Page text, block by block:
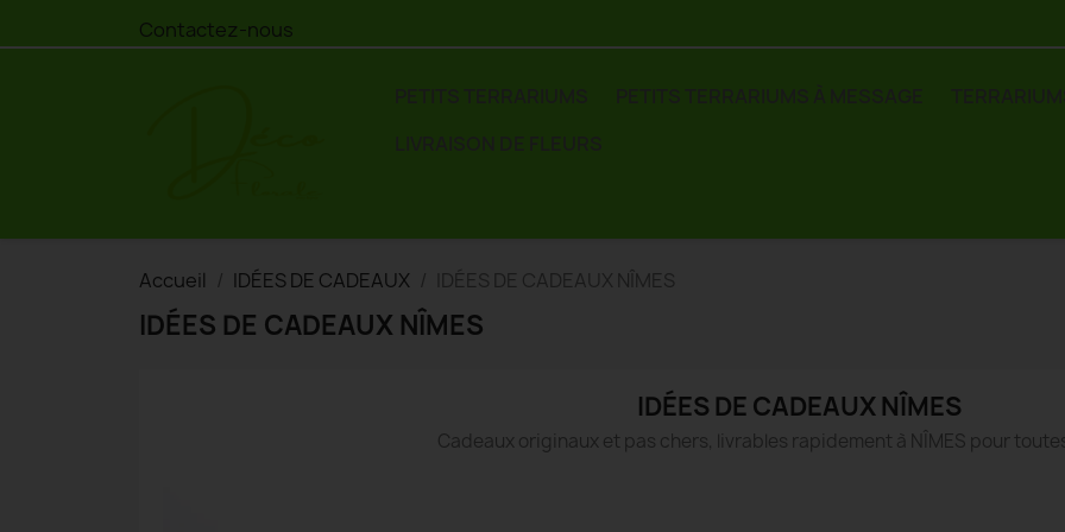
Contactez-nous
Accueil IDÉES DE CADEAUX IDÉES DE CADEAUX NÎMES
IDÉES DE CADEAUX NÎMES
IDÉES DE CADEAUX NÎMES
Cadeaux originaux et pas chers, livrables rapidement à NÎMES pour